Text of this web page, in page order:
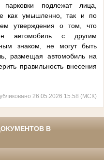
парковки подлежат лица,
как умышленно, так и по
утверждения о том, что
автомобиль с другим
знаком, не могут быть
размещая автомобиль на
правильность внесения
26.05.2026 15:58 (МСК)
В